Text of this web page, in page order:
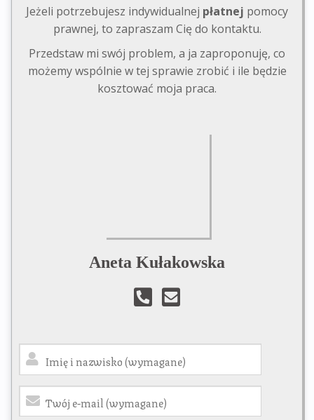
Jeżeli potrzebujesz indywidualnej płatnej pomocy
prawnej, to zapraszam Cię do kontaktu.
Przedstaw mi swój problem, a ja zaproponuję, co
możemy wspólnie w tej sprawie zrobić i ile będzie
kosztować moja praca.
Aneta Kułakowska